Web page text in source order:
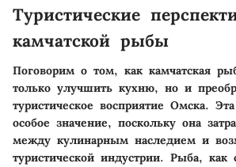
Туристические
камчатской рыбы
Поговорим о том, как камчатская
только улучшить кухню, но и
туристическое восприятие Омска.
особое значение, поскольку она
между кулинарным наследием и
туристической индустрии. Рыба, как